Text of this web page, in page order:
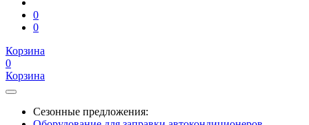
0
0
Корзина
0
Корзина
Сезонные предложения: